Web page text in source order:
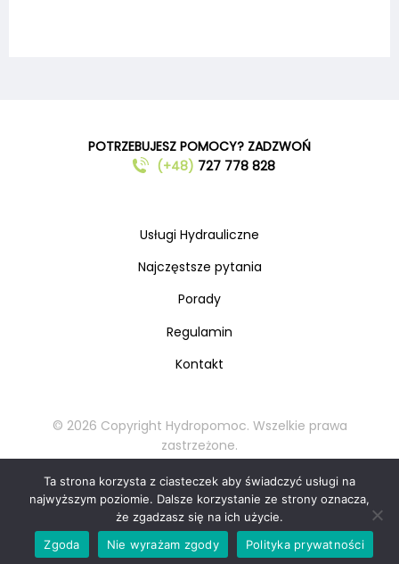
POTRZEBUJESZ POMOCY? ZADZWOŃ
(+48) 727 778 828
Usługi Hydrauliczne
Najczęstsze pytania
Porady
Regulamin
Kontakt
© 2026 Copyright Hydropomoc. Wszelkie prawa
zastrzeżone.
zabronione.
📞Zadzwoń teraz: 727 778 828
Bezpłatna wycena w 30 sekund!
Ta strona korzysta z ciasteczek aby świadczyć usługi na
najwyższym poziomie. Dalsze korzystanie ze strony oznacza,
że zgadzasz się na ich użycie.
Zgoda
Nie wyrażam zgody Polityka prywatności